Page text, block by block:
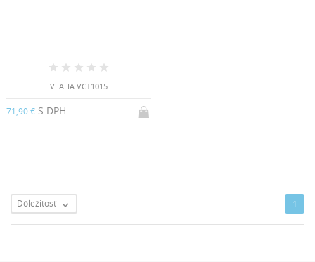
VLAHA VCT1015
71,90 € S DPH
Dôležitosť  1